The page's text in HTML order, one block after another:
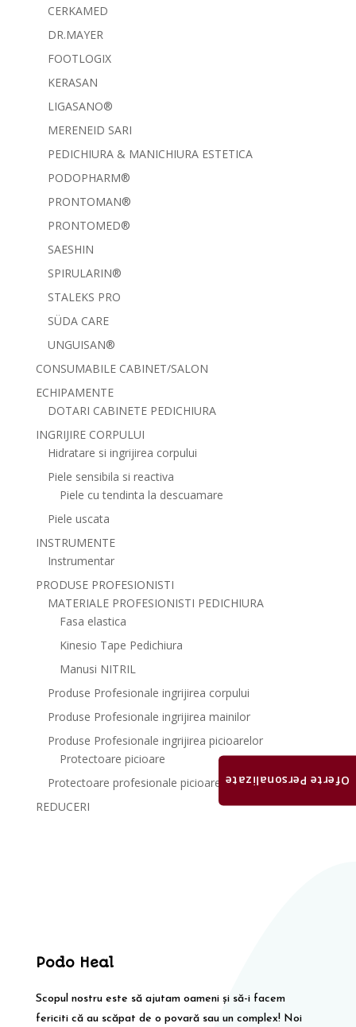
CERKAMED
DR.MAYER
FOOTLOGIX
KERASAN
LIGASANO®
MERENEID SARI
PEDICHIURA & MANICHIURA ESTETICA
PODOPHARM®
PRONTOMAN®
PRONTOMED®
SAESHIN
SPIRULARIN®
STALEKS PRO
SÜDA CARE
UNGUISAN®
CONSUMABILE CABINET/SALON
ECHIPAMENTE
DOTARI CABINETE PEDICHIURA
INGRIJIRE CORPULUI
Hidratare si ingrijirea corpului
Piele sensibila si reactiva
Piele cu tendinta la descuamare
Piele uscata
INSTRUMENTE
Instrumentar
PRODUSE PROFESIONISTI
MATERIALE PROFESIONISTI PEDICHIURA
Fasa elastica
Kinesio Tape Pedichiura
Manusi NITRIL
Produse Profesionale ingrijirea corpului
Produse Profesionale ingrijirea mainilor
Produse Profesionale ingrijirea picioarelor
Protectoare picioare
Protectoare profesionale picioare
REDUCERI
Podo Heal
Scopul nostru este să ajutam oameni și să-i facem
fericiti că au scăpat de o povară sau un complex! Noi
Oferte Personalizate